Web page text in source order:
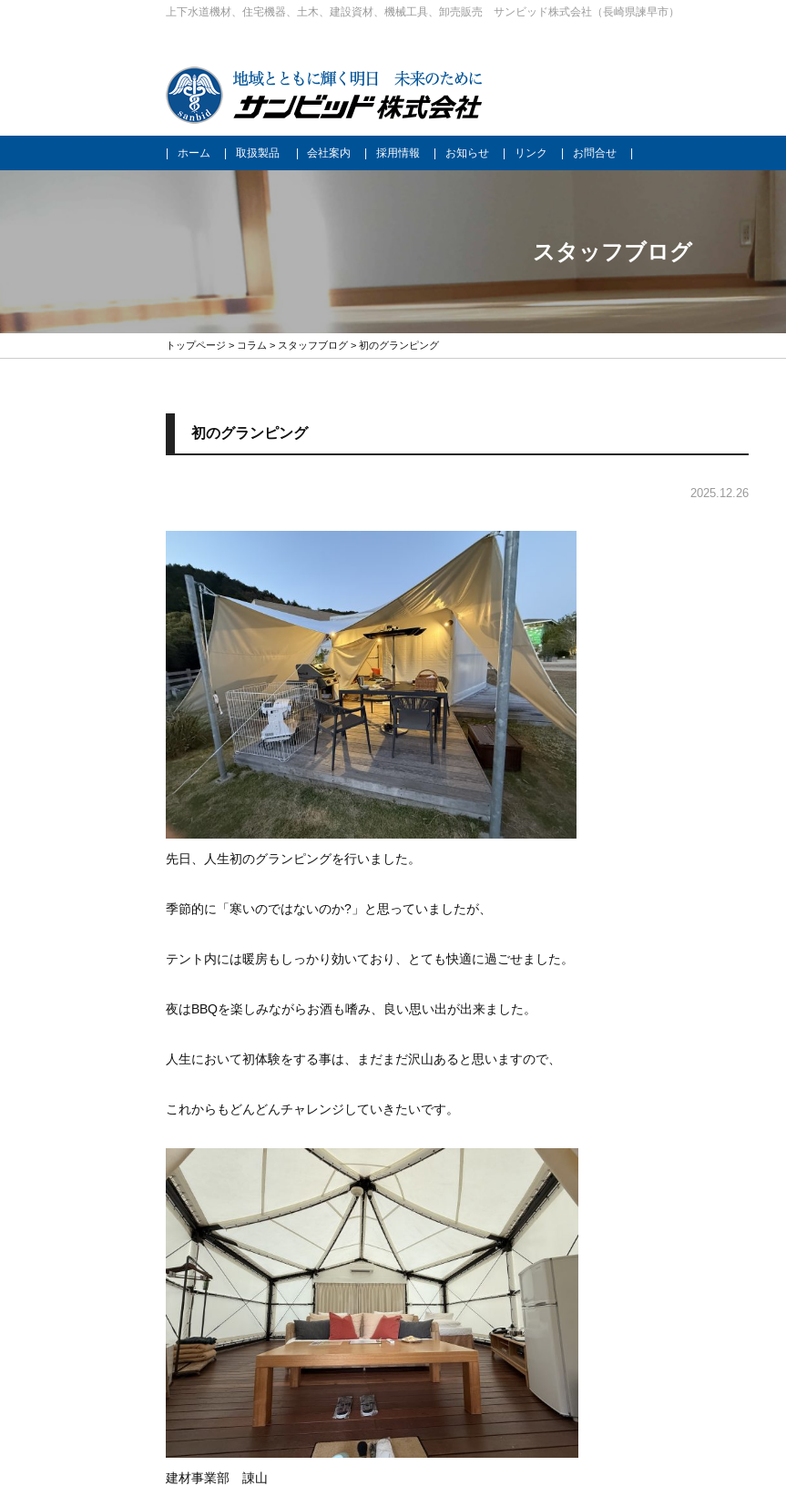
上下水道機材、住宅機器、土木、建設資材、機械工具、卸売販売 サンビッド株式会社（長崎県諫早市）
ホーム 取扱製品 会社案内 採用情報 お知らせ リンク お問合せ
スタッフブログ
トップページ > コラム > スタッフブログ > 初のグランピング
初のグランピング
2025.12.26
先日、人生初のグランピングを行いました。
季節的に「寒いのではないのか?」と思っていましたが、
テント内には暖房もしっかり効いており、とても快適に過ごせました。
夜はBBQを楽しみながらお酒も嗜み、良い思い出が出来ました。
人生において初体験をする事は、まだまだ沢山あると思いますので、
これからもどんどんチャレンジしていきたいです。
建材事業部 諌山